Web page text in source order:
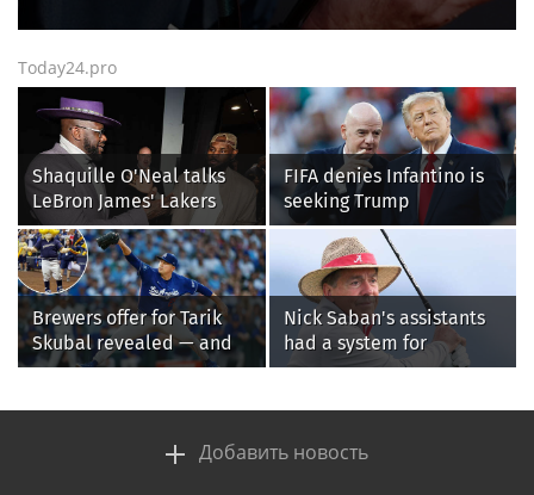
Today24.pro
Shaquille O'Neal talks
LeBron James' Lakers
legacy, why his new 76ers
might be extremely
'dangerous'
FIFA denies Infantino is
seeking Trump
administration help as
pressure mounts over his
leadership
Brewers offer for Tarik
Skubal revealed — and
it’s better than the
Nick Saban's assistants
had a system for
sneaking onto golf
knowing, until it
backfired
Добавить новость